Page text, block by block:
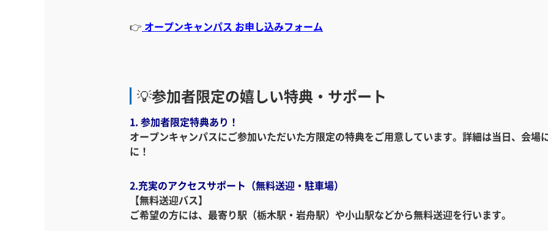
👉 オープンキャンパス お申し込みフォーム
💡参加者限定の嬉しい特典・サポート
1. 参加者限定特典あり！
オープンキャンパスにご参加いただいた方限定の特典をご用意しています。詳細は当日、会場
に！
2.充実のアクセスサポート（無料送迎・駐車場）
【無料送迎バス】
ご希望の方には、最寄り駅（栃木駅・岩舟駅）や小山駅などから無料送迎を行います。